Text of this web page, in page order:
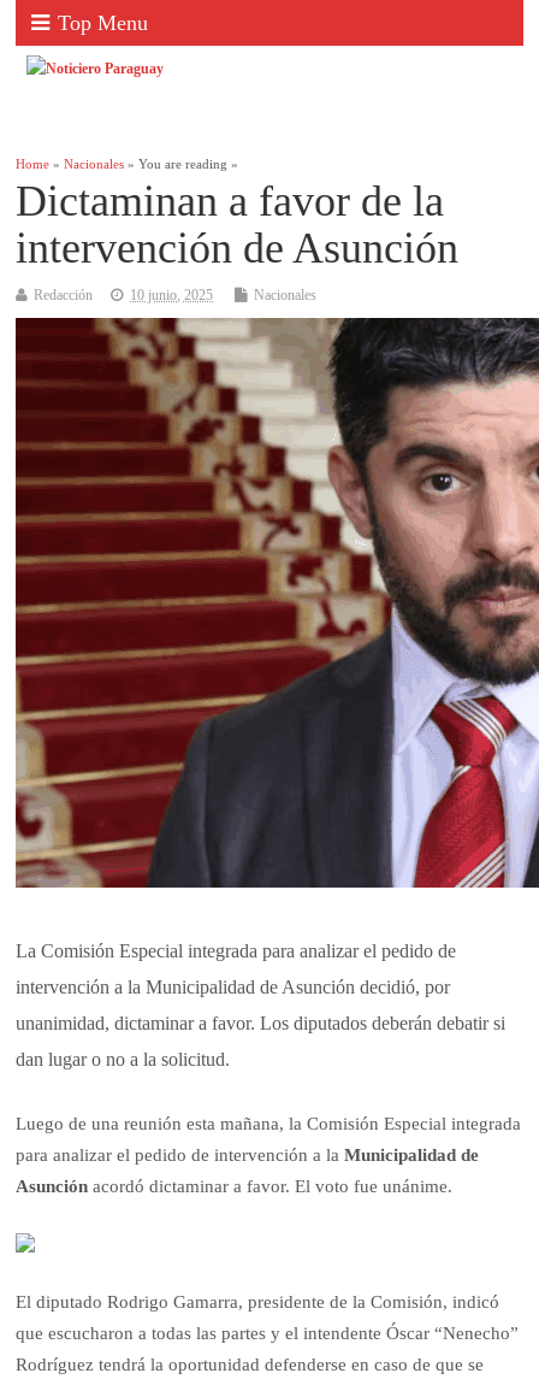
Top Menu
Home »Nacionales » You are reading »
Dictaminan a favor de la
intervención de Asunción
Redacción 10 junio, 2025 Nacionales
La Comisión Especial integrada para analizar el pedido de
intervención a la Municipalidad de Asunción decidió, por
unanimidad, dictaminar a favor. Los diputados deberán debatir si
dan lugar o no a la solicitud.
Luego de una reunión esta mañana, la Comisión Especial integrada
para analizar el pedido de intervención a laMunicipalidad de
Asunción acordó dictaminar a favor. El voto fue unánime.
El diputado Rodrigo Gamarra, presidente de la Comisión, indicó
que escucharon a todas las partes y el intendente Óscar “Nenecho”
Rodríguez tendrá la oportunidad defenderse en caso de que se